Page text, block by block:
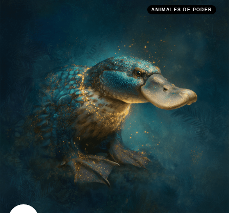
Categories
Posted
in
ANIMALES DE PODER